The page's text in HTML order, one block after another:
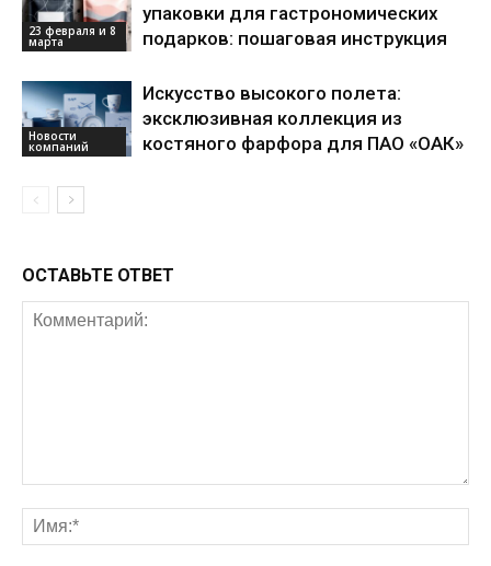
23 февраля и 8
марта
упаковки для гастрономических
подарков: пошаговая инструкция
Новости
компаний
Искусство высокого полета:
эксклюзивная коллекция из
костяного фарфора для ПАО «ОАК»
ОСТАВЬТЕ ОТВЕТ